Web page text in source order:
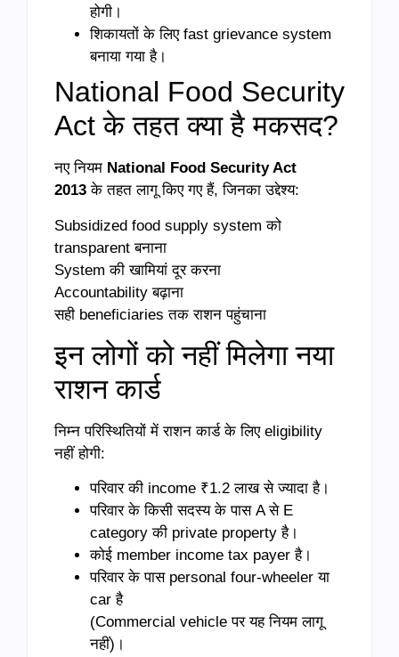
होगी।
शिकायतों के लिए fast grievance system
बनाया गया है।
National Food Security
Act के तहत क्या है मकसद?
नए नियम National Food Security Act
2013 के तहत लागू किए गए हैं, जिनका उद्देश्य:
Subsidized food supply system को
transparent बनाना
System की खामियां दूर करना
Accountability बढ़ाना
सही beneficiaries तक राशन पहुंचाना
इन लोगों को नहीं मिलेगा नया
राशन कार्ड
निम्न परिस्थितियों में राशन कार्ड के लिए eligibility
नहीं होगी:
परिवार की income ₹1.2 लाख से ज्यादा है।
परिवार के किसी सदस्य के पास A से E
category की private property है।
कोई member income tax payer है।
परिवार के पास personal four-wheeler या
car है
(Commercial vehicle पर यह नियम लागू
नहीं)।